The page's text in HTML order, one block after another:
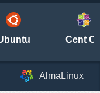
Cent
AlmaLinux